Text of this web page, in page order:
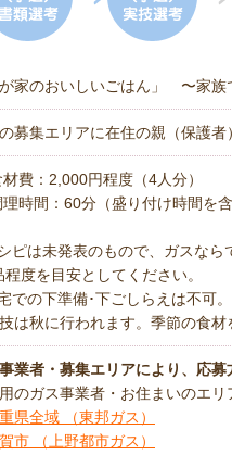
が家のおいしいごはん」 〜家
募集エリアに在住の親（保護
材費：2,000円程度（4人分）
理時間：60分（盛り付け時間を
ピは未発表のもので、ガスなら
度を目安としてください。
での下準備･下ごしらえは不可。
は秋に行われます。季節の食
業者・募集エリアにより、応
のガス事業者・お住まいのエ
県全域 （東邦ガス）
市 （上野都市ガス）